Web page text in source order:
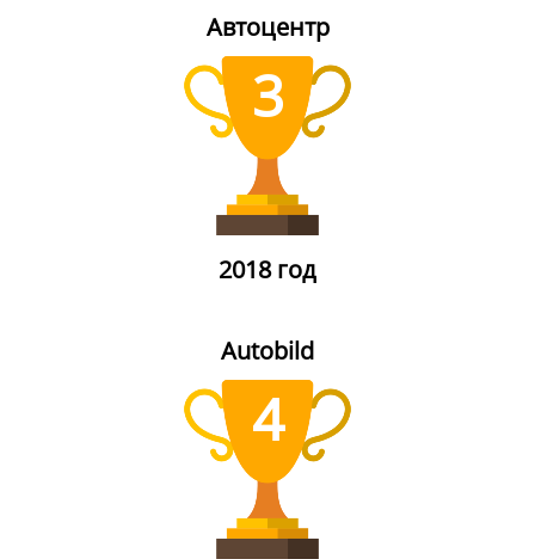
Автоцентр
3
2018 год
Autobild
4